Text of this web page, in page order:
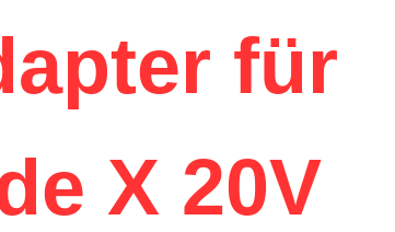
für
X 20V